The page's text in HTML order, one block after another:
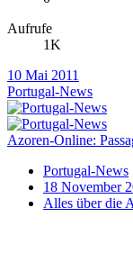
Aufrufe
1K
10 Mai 2011
Portugal-News
Azoren-Online:
Portugal-News
18 November
Alles über die